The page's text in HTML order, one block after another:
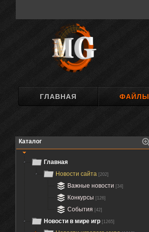
ГЛАВНАЯ ФАЙЛЫ
Каталог
Главная
Новости сайта [202]
Важные новости [34]
Конкурсы [126]
События [42]
Новости в мире игр [1265]